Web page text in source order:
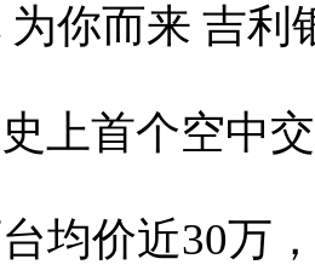
你而来 吉利
上首个空中
均价近30万